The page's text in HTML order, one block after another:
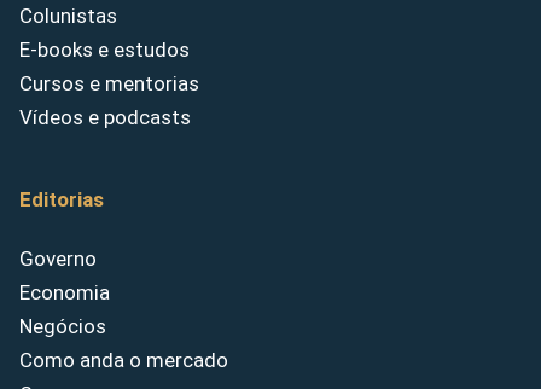
Colunistas
E-books e estudos
Cursos e mentorias
Vídeos e podcasts
Editorias
Governo
Economia
Negócios
Como anda o mercado